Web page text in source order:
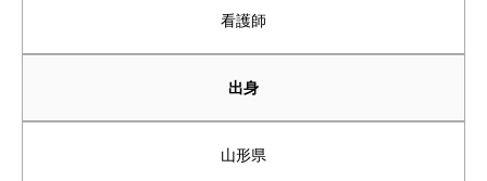
看護師
出身
山形県